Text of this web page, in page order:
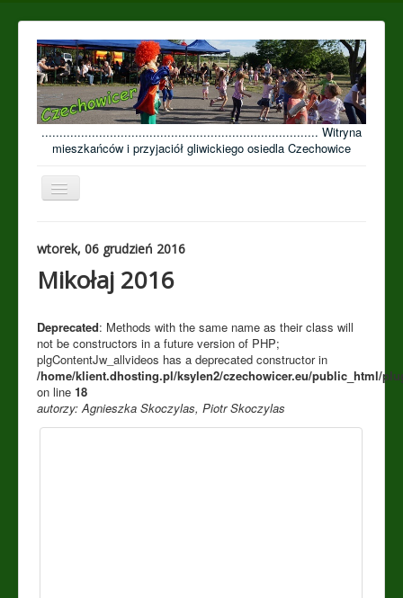
............................................................................. Witryna
mieszkańców i przyjaciół gliwickiego osiedla Czechowice
Przełącz
nawigację
Open menu
wtorek, 06 grudzień 2016
Mikołaj 2016
Deprecated: Methods with the same name as their class will
not be constructors in a future version of PHP;
plgContentJw_allvideos has a deprecated constructor in
/home/klient.dhosting.pl/ksylen2/czechowicer.eu/public_html/
on line 18
autorzy: Agnieszka Skoczylas, Piotr Skoczylas